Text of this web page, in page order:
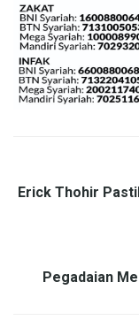
Erick Thohir
Pegadaian